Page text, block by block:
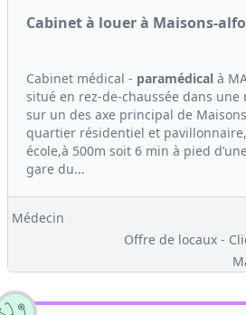
Cabinet à louer à Maisons-
Cabinet médical - paramédical à
situé en rez-de-chaussée dans
sur un des axe principal de
quartier résidentiel et
école,à 500m soit 6 min à pied
gare du...
Médecin
Offre de locaux -